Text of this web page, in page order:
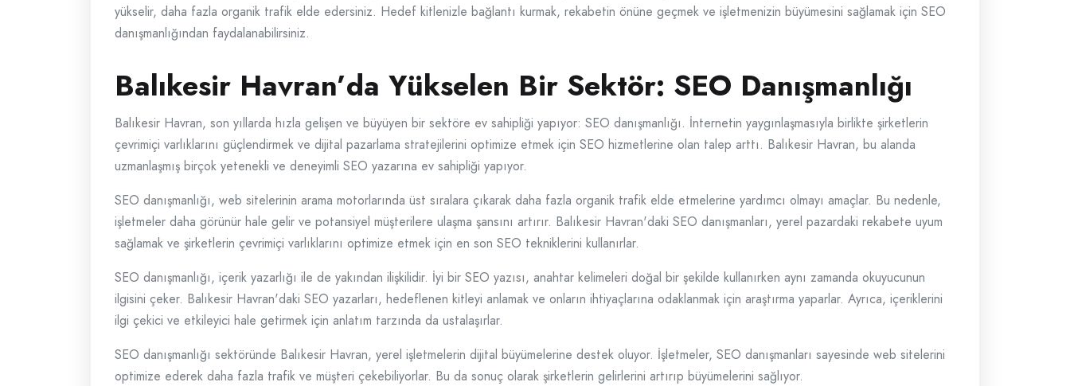
yükselir, daha fazla organik trafik elde edersiniz. Hedef kitlenizle bağlantı kurmak, rekabetin önüne geçmek ve işletmenizin büyümesini sağlamak için SEO
danışmanlığından faydalanabilirsiniz.
Balıkesir Havran’da Yükselen Bir Sektör: SEO Danışmanlığı
Balıkesir Havran, son yıllarda hızla gelişen ve büyüyen bir sektöre ev sahipliği yapıyor: SEO danışmanlığı. İnternetin yaygınlaşmasıyla birlikte şirketlerin
çevrimiçi varlıklarını güçlendirmek ve dijital pazarlama stratejilerini optimize etmek için SEO hizmetlerine olan talep arttı. Balıkesir Havran, bu alanda
uzmanlaşmış birçok yetenekli ve deneyimli SEO yazarına ev sahipliği yapıyor.
SEO danışmanlığı, web sitelerinin arama motorlarında üst sıralara çıkarak daha fazla organik trafik elde etmelerine yardımcı olmayı amaçlar. Bu nedenle,
işletmeler daha görünür hale gelir ve potansiyel müşterilere ulaşma şansını artırır. Balıkesir Havran'daki SEO danışmanları, yerel pazardaki rekabete uyum
sağlamak ve şirketlerin çevrimiçi varlıklarını optimize etmek için en son SEO tekniklerini kullanırlar.
SEO danışmanlığı, içerik yazarlığı ile de yakından ilişkilidir. İyi bir SEO yazısı, anahtar kelimeleri doğal bir şekilde kullanırken aynı zamanda okuyucunun
ilgisini çeker. Balıkesir Havran'daki SEO yazarları, hedeflenen kitleyi anlamak ve onların ihtiyaçlarına odaklanmak için araştırma yaparlar. Ayrıca, içeriklerini
ilgi çekici ve etkileyici hale getirmek için anlatım tarzında da ustalaşırlar.
SEO danışmanlığı sektöründe Balıkesir Havran, yerel işletmelerin dijital büyümelerine destek oluyor. İşletmeler, SEO danışmanları sayesinde web sitelerini
optimize ederek daha fazla trafik ve müşteri çekebiliyorlar. Bu da sonuç olarak şirketlerin gelirlerini artırıp büyümelerini sağlıyor.